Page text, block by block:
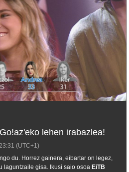
lehen irabazlea!
(UTC+1)
du. Horrez gainera, eibartar on legez,
laguntzaile gisa. Ikusi saio osoa EiTB